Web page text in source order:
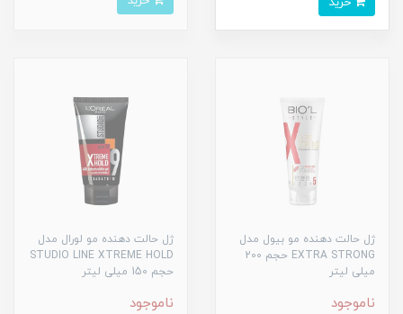
ژل حالت دهنده مو بیول مدل
EXTRA STRONG حجم 200
میلی لیتر
ناموجود
ژل حالت دهنده مو لورال مدل
STUDIO LINE XTREME HOLD
حجم 150 میلی لیتر
ناموجود